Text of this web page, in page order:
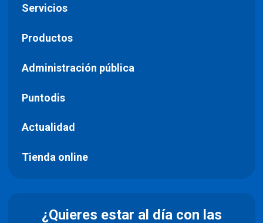
Servicios
Productos
Administración pública
Puntodis
Actualidad
Tienda online
¿Quieres estar al día con las